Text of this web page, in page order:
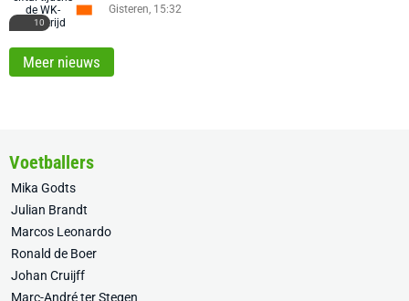
10
Gisteren, 15:32
Meer nieuws
Voetballers
Mika Godts
Julian Brandt
Marcos Leonardo
Ronald de Boer
Johan Cruijff
Marc-André ter Stegen